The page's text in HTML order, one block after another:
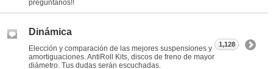
pregúntanos!!
Dinámica
Elección y comparación de las mejores suspensiones y
amortiguaciones. AntiRoll Kits, discos de freno de mayor
diámetro. Tus dudas serán escuchadas.
1,128